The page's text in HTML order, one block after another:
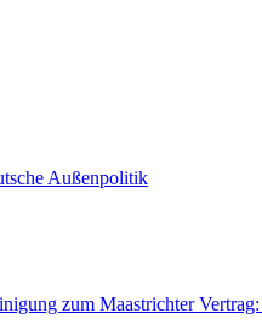
Außenpolitik